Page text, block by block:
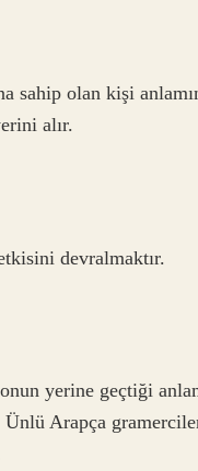
sahip olan kişi
alır.
devralmaktır.
yerine geçtiği
Arapça